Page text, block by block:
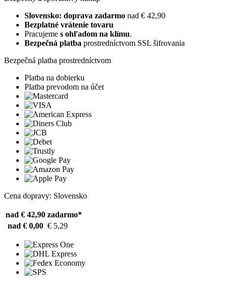
Slovensko: doprava zadarmo nad € 42,90
Bezplatné vrátenie tovaru
Pracujeme s ohľadom na klímu.
Bezpečná platba prostredníctvom SSL šifrovania
Bezpečná platba prostredníctvom
Platba na dobierku
Platba prevodom na účet
Cena dopravy: Slovensko
nad € 42,90 zadarmo*
nad € 0,00 € 5,29